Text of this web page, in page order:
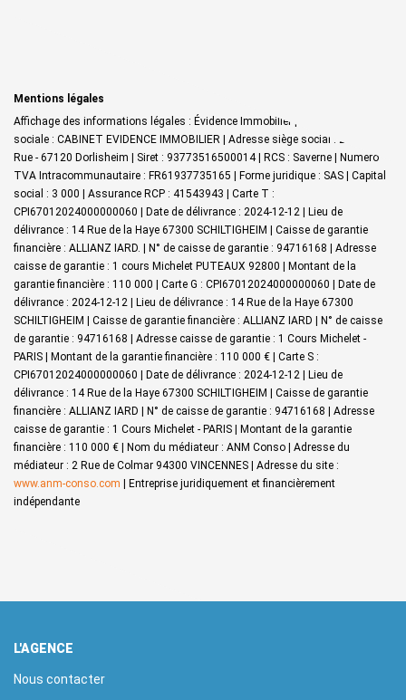
Mentions légales
Affichage des informations légales : Évidence Immobilier | Raison
sociale : CABINET EVIDENCE IMMOBILIER | Adresse siège social : 27 Grand
Rue - 67120 Dorlisheim | Siret : 93773516500014 | RCS : Saverne | Numero
TVA Intracommunautaire : FR61937735165 | Forme juridique : SAS | Capital
social : 3 000 | Assurance RCP : 41543943 | Carte T :
CPI67012024000000060 | Date de délivrance : 2024-12-12 | Lieu de
délivrance : 14 Rue de la Haye 67300 SCHILTIGHEIM | Caisse de garantie
financière : ALLIANZ IARD. | N° de caisse de garantie : 94716168 | Adresse
caisse de garantie : 1 cours Michelet PUTEAUX 92800 | Montant de la
garantie financière : 110 000 | Carte G : CPI67012024000000060 | Date de
délivrance : 2024-12-12 | Lieu de délivrance : 14 Rue de la Haye 67300
SCHILTIGHEIM | Caisse de garantie financière : ALLIANZ IARD | N° de caisse
de garantie : 94716168 | Adresse caisse de garantie : 1 Cours Michelet -
PARIS | Montant de la garantie financière : 110 000 € | Carte S :
CPI67012024000000060 | Date de délivrance : 2024-12-12 | Lieu de
délivrance : 14 Rue de la Haye 67300 SCHILTIGHEIM | Caisse de garantie
financière : ALLIANZ IARD | N° de caisse de garantie : 94716168 | Adresse
caisse de garantie : 1 Cours Michelet - PARIS | Montant de la garantie
financière : 110 000 € | Nom du médiateur : ANM Conso | Adresse du
médiateur : 2 Rue de Colmar 94300 VINCENNES | Adresse du site :
www.anm-conso.com | Entreprise juridiquement et financièrement
indépendante
L'AGENCE
Nous contacter